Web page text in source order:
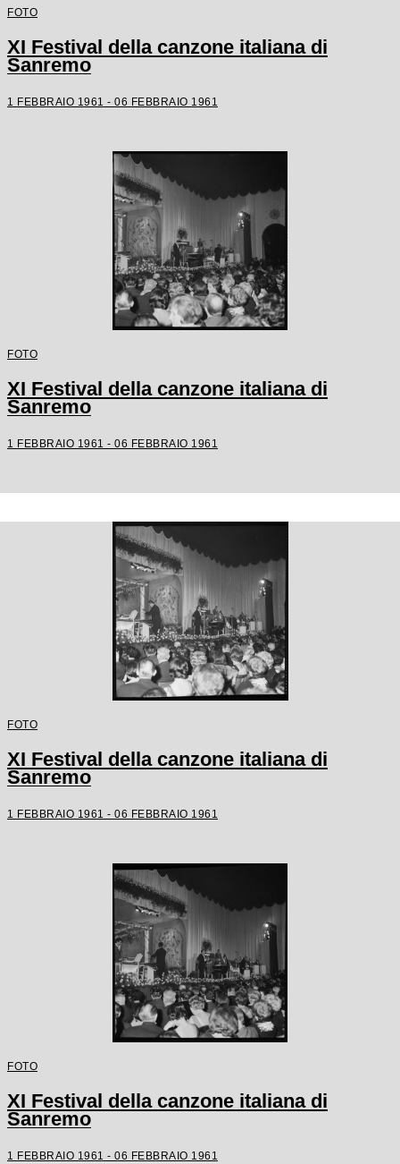
FOTO
XI Festival della canzone italiana di
Sanremo
1 FEBBRAIO 1961 - 06 FEBBRAIO 1961
FOTO
XI Festival della canzone italiana di
Sanremo
1 FEBBRAIO 1961 - 06 FEBBRAIO 1961
FOTO
XI Festival della canzone italiana di
Sanremo
1 FEBBRAIO 1961 - 06 FEBBRAIO 1961
FOTO
XI Festival della canzone italiana di
Sanremo
1 FEBBRAIO 1961 - 06 FEBBRAIO 1961